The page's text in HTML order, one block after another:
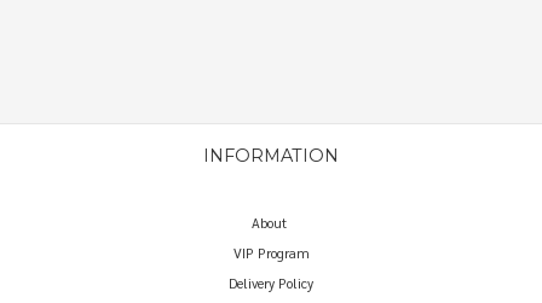
INFORMATION
About
VIP Program
Delivery Policy